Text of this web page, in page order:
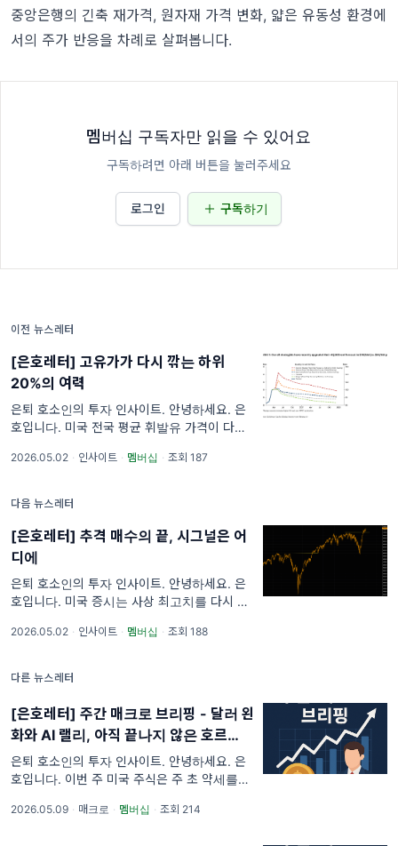
중앙은행의 긴축 재가격, 원자재 가격 변화, 얇은 유동성 환경에
서의 주가 반응을 차례로 살펴봅니다.
멤버십 구독자만 읽을 수 있어요
구독하려면 아래 버튼을 눌러주세요
로그인 구독하기
이전 뉴스레터
[은호레터] 고유가가 다시 깎는 하위
20%의 여력
은퇴 호소인의 투자 인사이트. 안녕하세요. 은
호입니다. 미국 전국 평균 휘발유 가격이 다시
적하게 버티는 사이, 하위 소득계층의 가처분소
2026.05.02 · 인사이트 · 멤버십 · 조회 187
다음 뉴스레터
[은호레터] 추격 매수의 끝, 시그널은 어
디에
은퇴 호소인의 투자 인사이트. 안녕하세요. 은
호입니다. 미국 증시는 사상 최고치를 다시 쓰
이 상승 종목을 웃도는 장면이 반복되고 있습니
2026.05.02 · 인사이트 · 멤버십 · 조회 188
다른 뉴스레터
[은호레터] 주간 매크로 브리핑 - 달러 완
화와 AI 랠리, 아직 끝나지 않은 호르무즈
리스크
은퇴 호소인의 투자 인사이트. 안녕하세요. 은
호입니다. 이번 주 미국 주식은 주 초 약세를 딛
S&P500과 나스닥은 모두 주간 기준으로 올랐
2026.05.09 · 매크로 · 멤버십 · 조회 214